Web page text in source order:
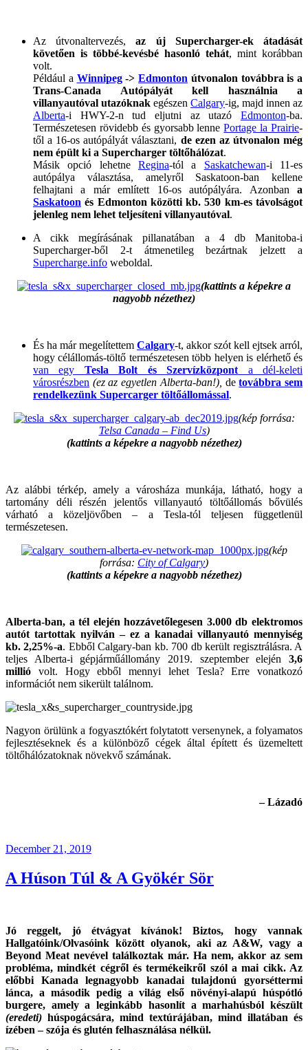
Az útvonaltervezés,az új Supercharger-ek átadását
követően is többé-kevésbé hasonló tehát, mint korábban
volt.
Például a Winnipeg-> Edmonton útvonalon továbbra is a
Trans-Canada Autópályát kell használnia a
villanyautóval utazóknak egészen Calgary-ig, majd innen az
Alberta-i HWY-2-n tud eljutni az utazó Edmonton-ba.
Természetesen rövidebb és gyorsabb lennePortage la Prairie-
től a 16-os autópályát választani, de ezen az útvonalon még
nem épült ki a Supercharger töltőhálózat.
Másik opció lehetne Regina-tól a Saskatchewan-i 11-es
autópálya választása, amelyről Saskatoon-ban kellene
felhajtani a már említett 16-os autópályára. Azonban a
Saskatoon és Edmonton közötti kb. 530 km-es távolságot
jelenleg nem lehet teljesíteni villanyautóval.
A cikk megírásának pillanatában a 4 db Manitoba-i
Supercharger-ből 2-t átmenetileg bezártnak jelzett a
Supercharge.info weboldal.
(kattints a képekre a
nagyobb nézethez)
És ha már megelítettem Calgary-t, akkor szót kell ejtsek arról,
hogy célállomás-töltő természetesen több helyen is elérhető és
van egy Tesla Bolt és Szervízközpont a dél-keleti
városrészben (ez az egyetlen Alberta-ban!), detovábbra sem
rendelkezünk Supercarger töltőállomással.
(kép forrása:
Telsa Canada – Find Us)
(kattints a képekre a nagyobb nézethez)
Az alábbi térkép, amely a városháza munkája, látható, hogy a
tartomány déli részén jelentős villanyautó töltőállomás bővülés
várható a közeljövőben – a Tesla-tól teljesen függetlenül
természetesen.
(kép
forrása: City of Calgary)
(kattints a képekre a nagyobb nézethez)
Alberta-ban, a tél elején hozzávetőlegesen 3.000 db elektromos
autót tartottak nyilván – ez a kanadai villanyautó mennyiség
kb. 2,25%-a. Ebből Calgary-ban kb. 700 db került regisztrálásra. A
teljes Alberta-i gépjárműállomány 2019. szeptember elején 3,6
millió volt. Hogy ebből mennyi lehet Tesla? Erre vonatkozó
információt nem sikerült találnom.
Nagyon örülünk a fogyasztókért folytatott versenynek, a folyamatos
fejlesztéseknek és a különböző cégek által épített és üzemeltett
töltőhálózatoknak növekvő számának.
– Lázadó
Posted
December 21, 2019
A Húson Túl & A Gyökér Sör
Jó reggelt, jó étvágyat kívánok! Biztos, hogy vannak
Hallgatóink/Olvasóink között olyanok, aki az A&W, vagy a
Beyond Meat nevével találkoztak már. Ha nem, akkor az sem
probléma, mindkét cégről és termékeikről szól a mai cikk. Az
előbbi Kanada legnagyobb kanadai tulajdonú gyorséttermi
lánca, a második pedig a világ első növényi-alapú húspótló
burgere, amely a leginkább hasonlít a marhahúsból készült
(eredeti) húspogácsára, mind textúrájában, mind illatában és
ízében – szója és glutén felhasználása nélkül.